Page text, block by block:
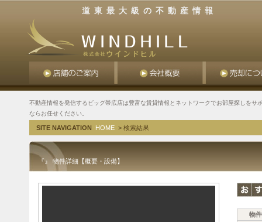
道東最大級の不動産情報
不動産情報を発信するビッグ帯広店は豊富な賃貸情報とネットワークでお部屋探しをサ
ならお任せください。
SITE NAVIGATION HOME > 検索結果
『』 物件詳細【概要・設備】
物